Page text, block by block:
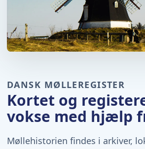
DANSK MØLLEREGISTER
Kortet og
vokse med hjælp
Møllehistorien findes i arkiver,